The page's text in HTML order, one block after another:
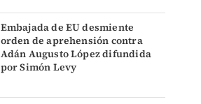
Embajada de EU desmiente
orden de aprehensión contra
Adán Augusto López difundida
por Simón Levy